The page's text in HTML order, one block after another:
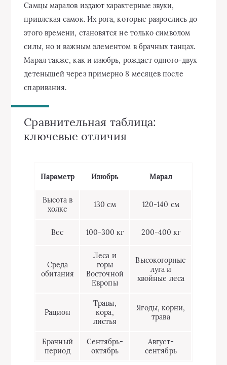
Самцы маралов издают характерные звуки,
привлекая самок. Их рога, которые разрослись до
этого времени, становятся не только символом
силы, но и важным элементом в брачных танцах.
Марал также, как и изюбрь, рождает одного-двух
детенышей через примерно 8 месяцев после
спаривания.
Сравнительная таблица:
ключевые отличия
Параметр Изюбрь Марал
Высота в
холке
130 см 120-140 см
Вес 100-300 кг 200-400 кг
Среда
обитания
Леса и
горы
Восточной
Европы
Высокогорные
луга и
хвойные леса
Рацион
Травы,
кора,
листья
Ягоды, корни,
трава
Брачный
период
Сентябрь-
октябрь
Август-
сентябрь